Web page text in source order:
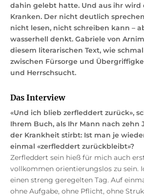
dahin gelebt hatte. Und aus ihr wird
Kranken. Der nicht deutlich
nicht lesen, nicht schreiben kann –
wasserhell denkt. Gabriele von
diesem literarischen Text, wie
zwischen Fürsorge und
und Herrschsucht.
Das Interview
«Und ich blieb zerfleddert zurück»,
Ihrem Buch, als Ihr Mann nach zehn
der Krankheit stirbt: Ist man je
einmal «zerfleddert zurückbleibt»?
Zerfleddert sein hieß für mich auch
vollkommen orientierungslos zu sein.
einen streng geregelten Tag. Auf
ohne Aufgabe, ohne Pflicht, ohne